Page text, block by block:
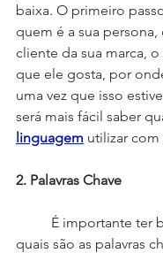
baixa. O primeiro
quem é a sua persona,
cliente da sua marca,
que ele gosta, por
uma vez que isso
será mais fácil saber
linguagem utilizar com
2. Palavras Chave
quais são as palavras